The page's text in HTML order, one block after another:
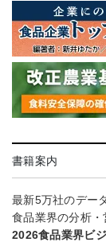
書籍案内
最新5万社のデー
食品業界の分析
2026食品業界ビ